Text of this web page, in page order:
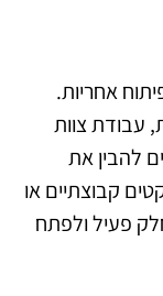
אחריות.
עבודת צוות
להבין את
קבוצתיים או
פעיל ולפתח